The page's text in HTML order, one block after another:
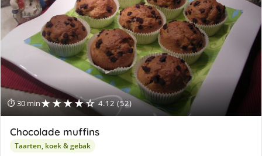
⏱ 30 min★★★★☆ 4.12 (52)
Chocolade muffins
Taarten, koek & gebak